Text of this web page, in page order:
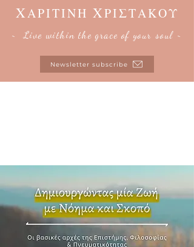
ΧΑΡΙΤΙΝΗ ΧΡΙΣΤΑΚΟΥ
~ Live within the grace of your soul ~
Newsletter subscribe